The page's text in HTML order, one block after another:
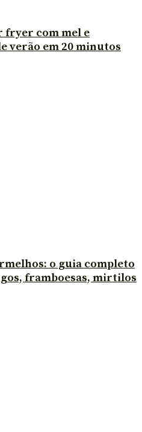
fryer com mel e
verão em 20 minutos
o guia completo
framboesas, mirtilos